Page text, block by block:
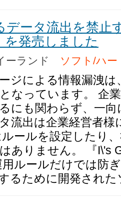
データ流出を禁止
を発売しました
ーランド ソフト/ハー
ジによる情報漏洩
なっています。 企
にも関わらず、一
流出は企業経営者
ールを設定したり
ありません。 『I\'s
ルールだけでは防
るために開発され